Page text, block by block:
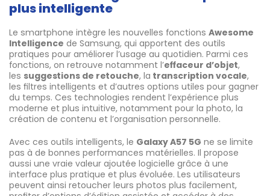
plus intelligente
Le smartphone intègre les nouvelles fonctions Awesome
Intelligence de Samsung, qui apportent des outils
pratiques pour améliorer l’usage au quotidien. Parmi ces
fonctions, on retrouve notamment l’effaceur d’objet,
les suggestions de retouche, la transcription vocale,
les filtres intelligents et d’autres options utiles pour gagner
du temps. Ces technologies rendent l’expérience plus
moderne et plus intuitive, notamment pour la photo, la
création de contenu et l’organisation personnelle.
Avec ces outils intelligents, le Galaxy A57 5G ne se limite
pas à de bonnes performances matérielles. Il propose
aussi une vraie valeur ajoutée logicielle grâce à une
interface plus pratique et plus évoluée. Les utilisateurs
peuvent ainsi retoucher leurs photos plus facilement,